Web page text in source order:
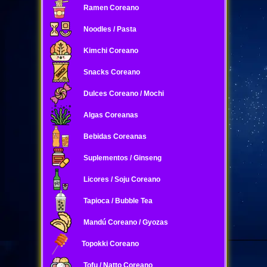
Ramen Coreano
Noodles / Pasta
Kimchi Coreano
Snacks Coreano
Dulces Coreano / Mochi
Algas Coreanas
Bebidas Coreanas
Suplementos / Ginseng
Licores / Soju Coreano
Tapioca / Bubble Tea
Mandú Coreano / Gyozas
Topokki Coreano
Tofu / Natto Coreano